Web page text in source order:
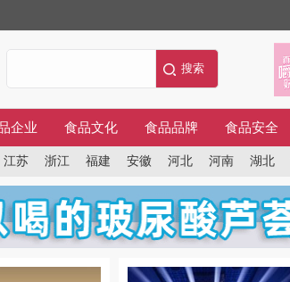
企业 食品文化 食品品牌 食品安全
江苏 浙江 福建 安徽 河北 河南 湖北